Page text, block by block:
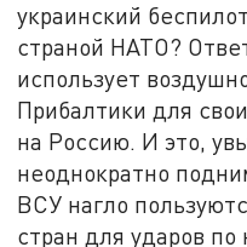
украинский
страной НАТО?
использует
Прибалтики для
на Россию. И это,
неоднократно
ВСУ нагло
стран для ударов